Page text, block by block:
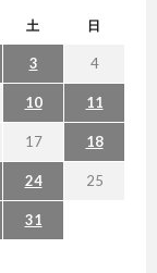
土 日
3 4
10 11
17 18
24 25
31